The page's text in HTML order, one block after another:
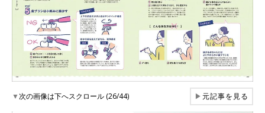
▼次の画像は下へスクロール (26/44) ▶元記事を見る